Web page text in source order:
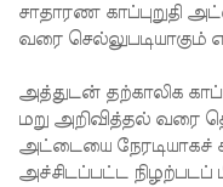
கப்பட்ட
நவீன
விஞ்ஞான
ஆய்வகக்
கட்டிடம்
சாதாரண காப்புறுதி
வரை செல்லுபடியாகும்
அத்துடன் தற்காலிக
மறு அறிவித்தல் வரை
அட்டையை நேரடியாகச்
அச்சிடப்பட்ட நிழற்படப்